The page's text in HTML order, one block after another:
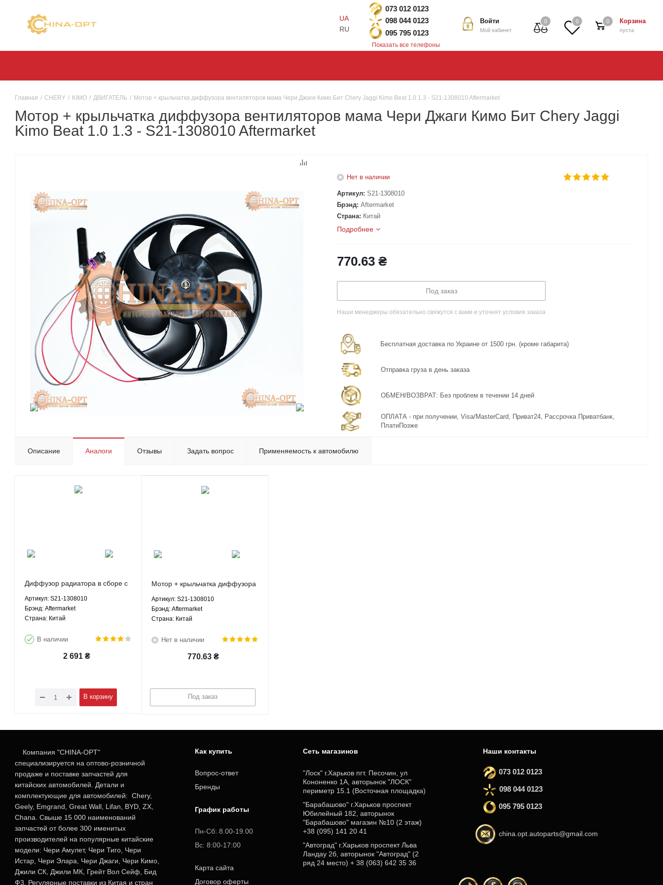
UA
RU
0 0 Корзина
пуста
0
Войти
Мой кабинет
073 012 0123
098 044 0123
095 795 0123
Показать все телефоны
Главная / CHERY / KIMO / ДВИГАТЕЛЬ / Мотор + крыльчатка диффузора вентиляторов мама Чери Джаги Кимо Бит Chery Jaggi Kimo Beat 1.0 1.3 - S21-1308010 Aftermarket
Мотор + крыльчатка диффузора вентиляторов мама Чери Джаги Кимо Бит Chery Jaggi
Kimo Beat 1.0 1.3 - S21-1308010 Aftermarket
Нет в наличии
Артикул: S21-1308010
Брэнд: Aftermarket
Страна: Китай
Подробнее
770.63 ₴
Под заказ
Наши менеджеры обязательно свяжутся с вами и уточнят условия заказа
Бесплатная доставка по Украине от 1500 грн. (кроме габарита)
Отправка груза в день заказа
ОБМЕН/ВОЗВРАТ: Без проблем в течении 14 дней
ОПЛАТА - при получении, Visa/MasterCard, Приват24, Рассрочка Приватбанк,
ПлатиПозже
Описание Аналоги Отзывы Задать вопрос Применяемость к автомобилю
Диффузор радиатора в сборе с
Кимо Бит Chery Jaggi Kimo Beat
1.0 1.3 МТ АТ - S21-1308010
Aftermarket
Артикул: S21-1308010
Брэнд: Aftermarket
Страна: Китай
В наличии
2 691₴
В корзину
Мотор + крыльчатка диффузора
Кимо Бит Chery Jaggi Kimo Beat
1.0 1.3 - S21-1308010
Aftermarket
Артикул: S21-1308010
Брэнд: Aftermarket
Страна: Китай
Нет в наличии
770.63 ₴
Под заказ
Компания "CHINA-OPT"
специализируется на оптово-розничной
продаже и поставке запчастей для
китайских автомобилей. Детали и
комплектующие для автомобилей: Chery,
Geely, Emgrand, Great Wall, Lifan, BYD, ZX,
Chana. Свыше 15 000 наименований
запчастей от более 300 именитых
производителей на популярные китайские
модели: Чери Амулет, Чери Тиго, Чери
Истар, Чери Элара, Чери Джаги, Чери Кимо,
Джили СК, Джили МК, Грейт Вол Сейф, Бид
Ф3. Регулярные поставки из Китая и стран
Как купить
Вопрос-ответ
Бренды
График работы
Пн-Сб: 8.00-19.00
Вс: 8:00-17:00
Карта сайта
Договор оферты
Cеть магазинов
"Лоск" г.Харьков пгт. Песочин, ул
Кононенко 1А, авторынок "ЛОСК"
периметр 15.1 (Восточная площадка)
"Барабашово" г.Харьков проспект
Юбилейный 182, авторынок
"Барабашово" магазин №10 (2 этаж)
+38 (095) 141 20 41
"Автоград" г.Харьков проспект Льва
Ландау 2б, авторынок "Автоград" (2
ряд 24 место) + 38 (063) 642 35 36
Наши контакты
073 012 0123
098 044 0123
095 795 0123
china.opt.autoparts@gmail.com